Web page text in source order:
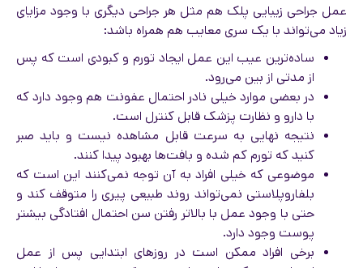
عمل جراحی زیبایی پلک هم مثل هر جراحی دیگری با وجود مزایای
زیاد می‌تواند با یک سری معایب هم همراه باشد:
ساده‌ترین عیب این عمل ایجاد تورم و کبودی است که پس
از مدتی از بین می‌رود.
در بعضی موارد خیلی نادر احتمال عفونت هم وجود دارد که
با دارو و نظارت پزشک قابل کنترل است.
نتیجه نهایی به سرعت قابل مشاهده نیست و باید صبر
کنید که تورم کم شده و بافت‌ها بهبود پیدا کنند.
موضوعی که خیلی افراد به آن توجه نمی‌کنند این است که
بلفاروپلاستی نمی‌تواند روند طبیعی پیری را متوقف کند و
حتی با وجود عمل با بالاتر رفتن سن احتمال افتادگی بیشتر
پوست وجود دارد.
برخی افراد ممکن است در روزهای ابتدایی پس از عمل